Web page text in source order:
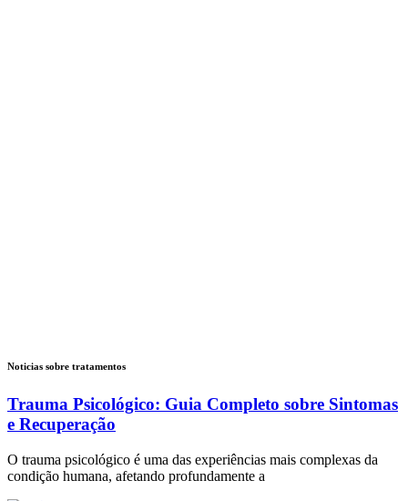
Noticias sobre tratamentos
Trauma Psicológico: Guia Completo sobre Sintomas
e Recuperação
O trauma psicológico é uma das experiências mais complexas da
condição humana, afetando profundamente a